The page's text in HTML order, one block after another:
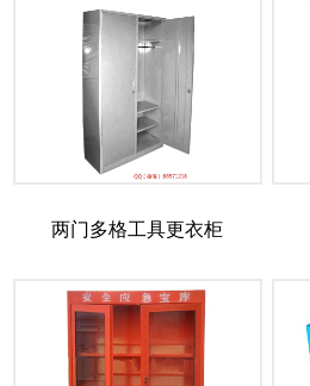
两门多格工具更衣柜